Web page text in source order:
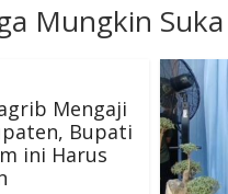
Mungkin Suka
Mengaji
Bupati
ini Harus